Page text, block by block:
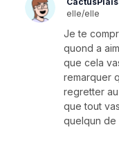
elle/elle
Je te
quond a
que cela
remarquer
regretter
que tout
quelqun de